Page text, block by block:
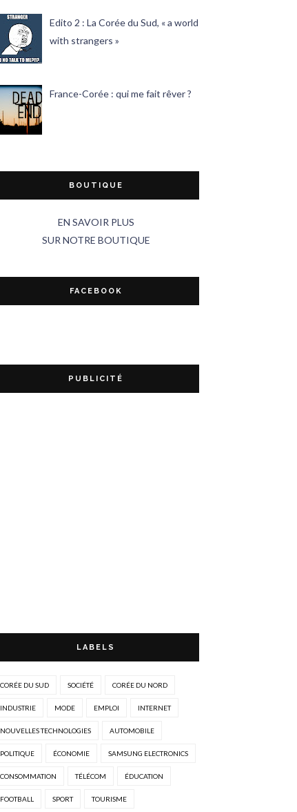
Edito 2 : La Corée du Sud, « a world
with strangers »
France-Corée : qui me fait rêver ?
BOUTIQUE
EN SAVOIR PLUS
SUR NOTRE BOUTIQUE
FACEBOOK
PUBLICITÉ
LABELS
CORÉE DU SUD SOCIÉTÉ CORÉE DU NORD
INDUSTRIE MODE EMPLOI INTERNET
NOUVELLES TECHNOLOGIES AUTOMOBILE
POLITIQUE ÉCONOMIE SAMSUNG ELECTRONICS
CONSOMMATION TÉLÉCOM ÉDUCATION
FOOTBALL SPORT TOURISME